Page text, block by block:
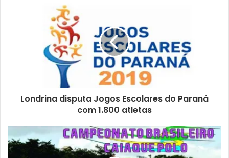
Depois da aula, eles participam de atividades físicas.
Texto: Aline Schmidt sob supervisão dos jornalistas do
Londrina disputa Jogos Escolares do Paraná
com 1.800 atletas